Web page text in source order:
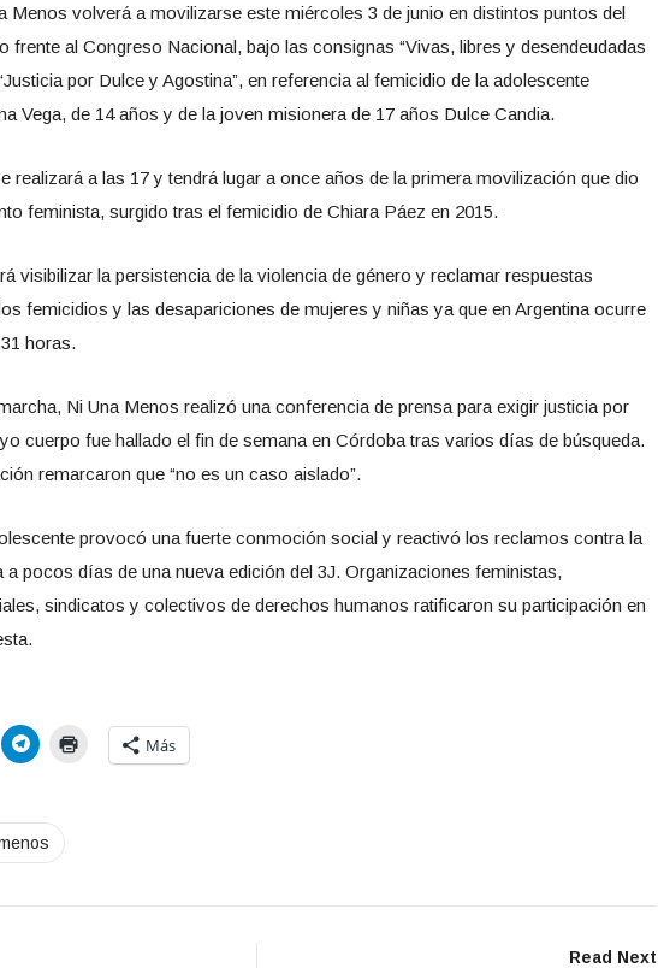
Menos volverá a movilizarse este miércoles 3 de junio en distintos puntos del
frente al Congreso Nacional, bajo las consignas “Vivas, libres y desendeudadas
por Dulce y Agostina”, en referencia al femicidio de la adolescente
Vega, de 14 años y de la joven misionera de 17 años Dulce Candia.
realizará a las 17 y tendrá lugar a once años de la primera movilización que dio
feminista, surgido tras el femicidio de Chiara Páez en 2015.
visibilizar la persistencia de la violencia de género y reclamar respuestas
femicidios y las desapariciones de mujeres y niñas ya que en Argentina ocurre
horas.
Ni Una Menos realizó una conferencia de prensa para exigir justicia por
cuerpo fue hallado el fin de semana en Córdoba tras varios días de búsqueda.
remarcaron que “no es un caso aislado”.
provocó una fuerte conmoción social y reactivó los reclamos contra la
a pocos días de una nueva edición del 3J. Organizaciones feministas,
sindicatos y colectivos de derechos humanos ratificaron su participación en
Más
Read Next